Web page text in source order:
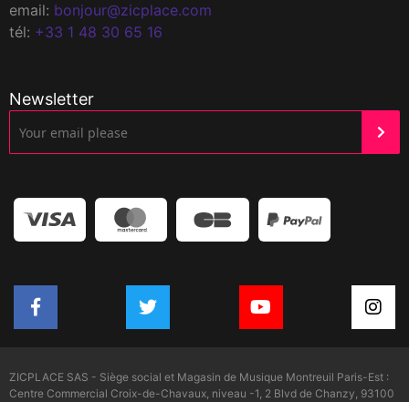
email: bonjour@zicplace.com
tél: +33 1 48 30 65 16
Newsletter
ZICPLACE SAS - Siège social et Magasin de Musique Montreuil Paris-Est :
Centre Commercial Croix-de-Chavaux, niveau -1, 2 Blvd de Chanzy, 93100